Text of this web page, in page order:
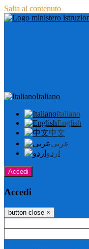
Salta al contenuto
Italiano
Italiano
English
中文
عربى
اردو
Accedi
Accedi
button close ×